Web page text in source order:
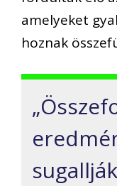
amelyeket
hoznak